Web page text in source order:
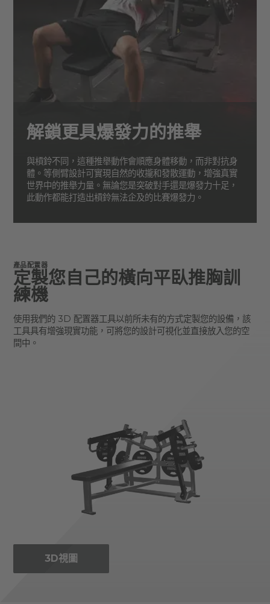
解鎖更具爆發力的推舉
與槓鈴不同，這種推舉動作會順應身體移動，而非對抗身
體。等側臂設計可實現自然的收攏和發散運動，增強真實
世界中的推舉力量。無論您是突破對手還是爆發力十足，
此動作都能打造出槓鈴無法企及的比賽爆發力。
產品配置器
定製您自己的橫向平臥推胸訓
練機
使用我們的 3D 配置器工具以前所未有的方式定製您的設備，該
工具具有增強現實功能，可將您的設計可視化並直接放入您的空
間中。
3D視圖